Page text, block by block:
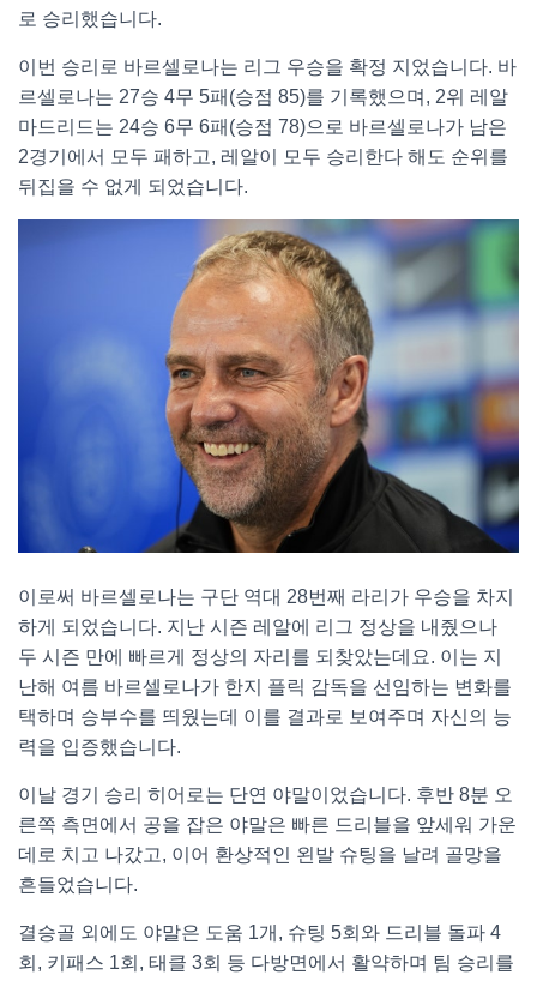
로 승리했습니다.
이번 승리로 바르셀로나는 리그 우승을 확정 지었습니다. 바
르셀로나는 27승 4무 5패(승점 85)를 기록했으며, 2위 레알
마드리드는 24승 6무 6패(승점 78)으로 바르셀로나가 남은
2경기에서 모두 패하고, 레알이 모두 승리한다 해도 순위를
뒤집을 수 없게 되었습니다.
이로써 바르셀로나는 구단 역대 28번째 라리가 우승을 차지
하게 되었습니다. 지난 시즌 레알에 리그 정상을 내줬으나
두 시즌 만에 빠르게 정상의 자리를 되찾았는데요. 이는 지
난해 여름 바르셀로나가 한지 플릭 감독을 선임하는 변화를
택하며 승부수를 띄웠는데 이를 결과로 보여주며 자신의 능
력을 입증했습니다.
이날 경기 승리 히어로는 단연 야말이었습니다. 후반 8분 오
른쪽 측면에서 공을 잡은 야말은 빠른 드리블을 앞세워 가운
데로 치고 나갔고, 이어 환상적인 왼발 슈팅을 날려 골망을
흔들었습니다.
결승골 외에도 야말은 도움 1개, 슈팅 5회와 드리블 돌파 4
회, 키패스 1회, 태클 3회 등 다방면에서 활약하며 팀 승리를